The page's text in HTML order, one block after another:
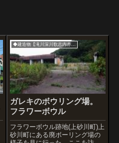
ガレキのボウリング場。
フラワーボウル
フラワーボウル跡地(上砂川町)上
砂川町にある廃ボーリング場の